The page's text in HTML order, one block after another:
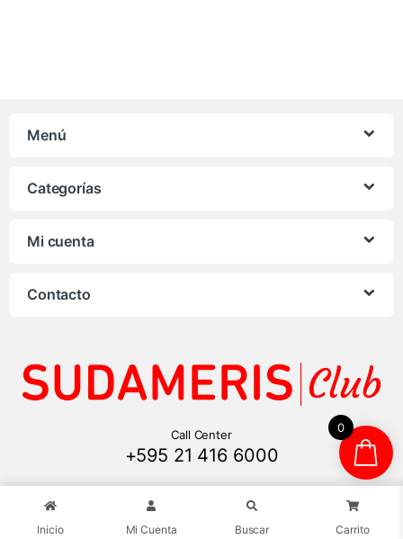
Menú
Categorías
Mi cuenta
Contacto
Call Center
+595 21 416 6000
Inicio Mi Cuenta Buscar Carrito
0